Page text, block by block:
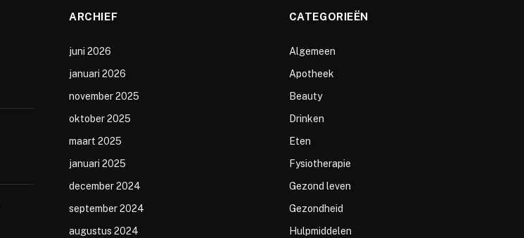
ARCHIEF
juni 2026
januari 2026
november 2025
oktober 2025
maart 2025
januari 2025
december 2024
september 2024
augustus 2024
CATEGORIEËN
Algemeen
Apotheek
Beauty
Drinken
Eten
Fysiotherapie
Gezond leven
Gezondheid
Hulpmiddelen